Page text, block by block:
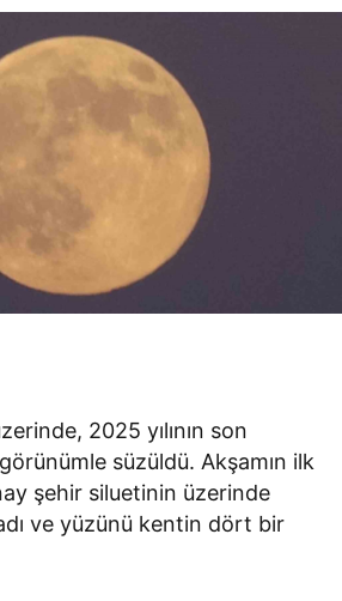
2025 yılının son
süzüldü. Akşamın ilk
şehir siluetinin üzerinde
ve yüzünü kentin dört bir